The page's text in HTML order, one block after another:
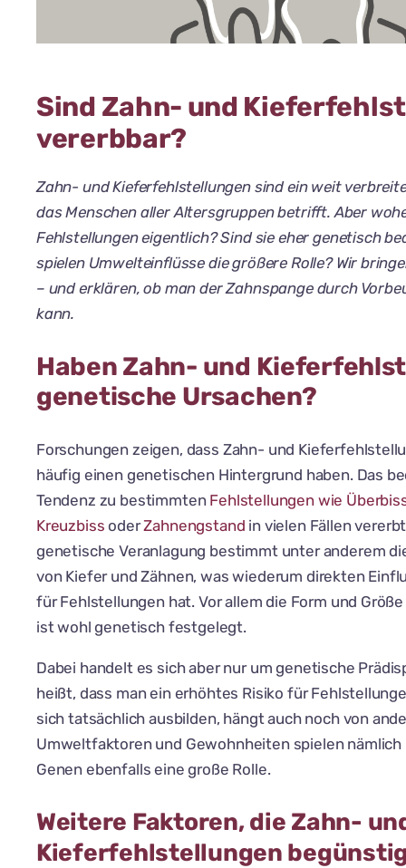
Sind Zahn- und
vererbbar?
Zahn- und Kieferfehlstellungen sind ein weit
das Menschen aller Altersgruppen betrifft. Aber
Fehlstellungen eigentlich? Sind sie eher genetisch
spielen Umwelteinflüsse die größere Rolle? Wir
– und erklären, ob man der Zahnspange durch
kann.
Haben Zahn- und
genetische Ursachen?
Forschungen zeigen, dass Zahn- und
häufig einen genetischen Hintergrund haben. Das
Tendenz zu bestimmten Fehlstellungen wie
Kreuzbiss oderZahnengstand in vielen Fällen
genetische Veranlagung bestimmt unter anderem
von Kiefer und Zähnen, was wiederum direkten
für Fehlstellungen hat. Vor allem die Form und
ist wohl genetisch festgelegt.
Dabei handelt es sich aber nur um genetische
heißt, dass man ein erhöhtes Risiko für
sich tatsächlich ausbilden, hängt auch noch von
Umweltfaktoren und Gewohnheiten spielen nämlich
Genen ebenfalls eine große Rolle.
Weitere Faktoren, die Zahn-
Kieferfehlstellungen